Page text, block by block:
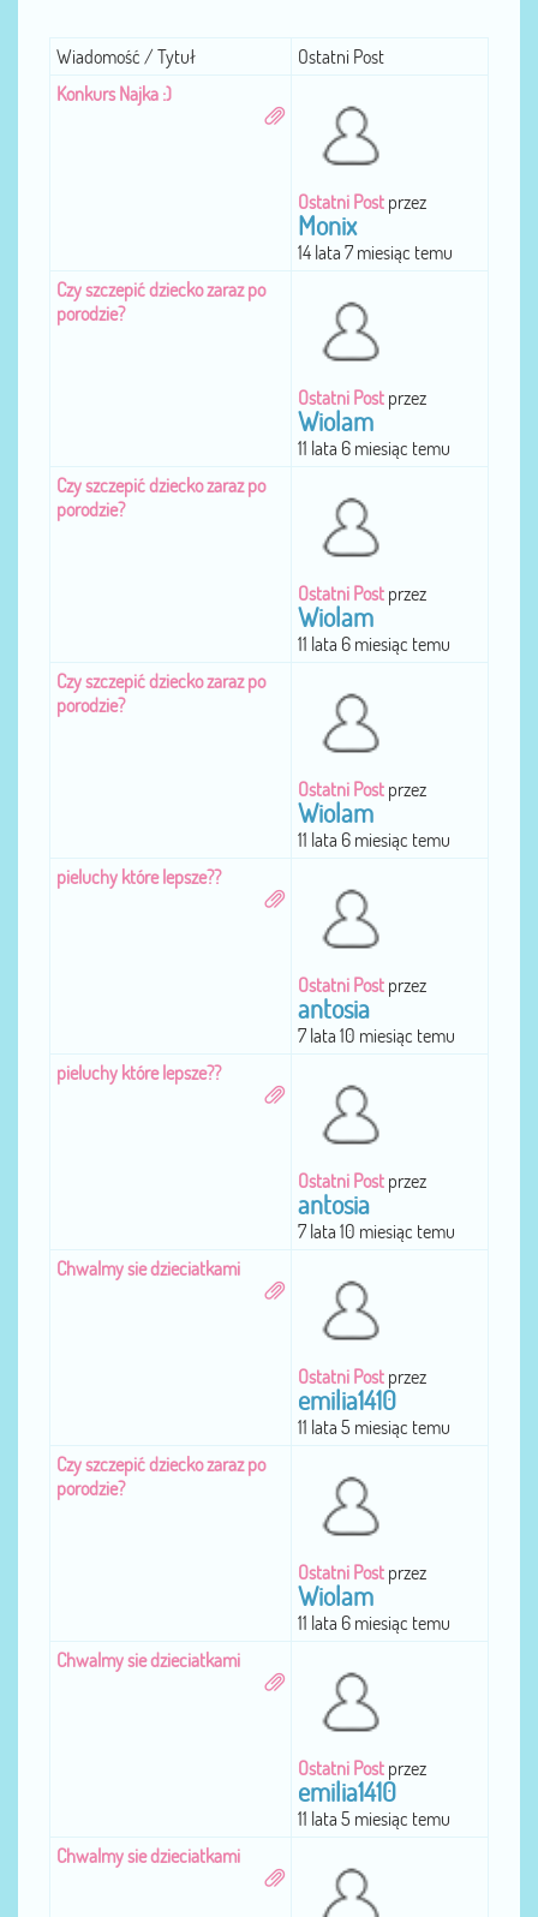
Wiadomość / Tytuł
Ostatni Post
Konkurs Najka :)
Ostatni Post przez
Monix
14 lata 7 miesiąc temu
Czy szczepić dziecko zaraz po
porodzie?
Ostatni Post przez
Wiolam
11 lata 6 miesiąc temu
Czy szczepić dziecko zaraz po
porodzie?
Ostatni Post przez
Wiolam
11 lata 6 miesiąc temu
Czy szczepić dziecko zaraz po
porodzie?
Ostatni Post przez
Wiolam
11 lata 6 miesiąc temu
pieluchy które lepsze??
Ostatni Post przez
antosia
7 lata 10 miesiąc temu
pieluchy które lepsze??
Ostatni Post przez
antosia
7 lata 10 miesiąc temu
Chwalmy sie dzieciatkami
Ostatni Post przez
emilia1410
11 lata 5 miesiąc temu
Czy szczepić dziecko zaraz po
porodzie?
Ostatni Post przez
Wiolam
11 lata 6 miesiąc temu
Chwalmy sie dzieciatkami
Ostatni Post przez
emilia1410
11 lata 5 miesiąc temu
Chwalmy sie dzieciatkami